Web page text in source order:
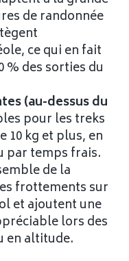
de randonnée
ce qui en fait
% des sorties du
(au-dessus du
pour les treks
10 kg et plus, en
par temps frais.
de la
frottements sur
et ajoutent une
lors des
en altitude.